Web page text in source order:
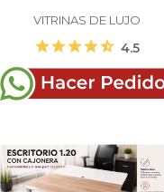
VITRINAS DE LUJO
starstarstarstarstar_half 4.5